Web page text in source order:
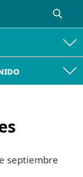
septiembre